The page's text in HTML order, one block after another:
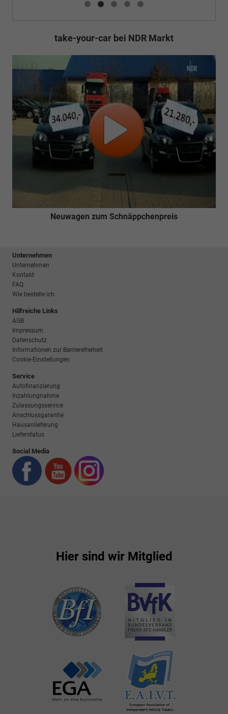
take-your-car bei NDR Markt
Neuwagen zum Schnäppchenpreis
Unternehmen
Unternehmen
Kontakt
FAQ
Wie bestelle ich
Hilfreiche Links
AGB
Impressum
Datenschutz
Informationen zur Barrierefreiheit
Cookie-Einstellungen
Service
Autofinanzierung
Inzahlungnahme
Zulassungsservice
Anschlussgarantie
Hausanlieferung
Lieferstatus
Social Media
Hier sind wir Mitglied